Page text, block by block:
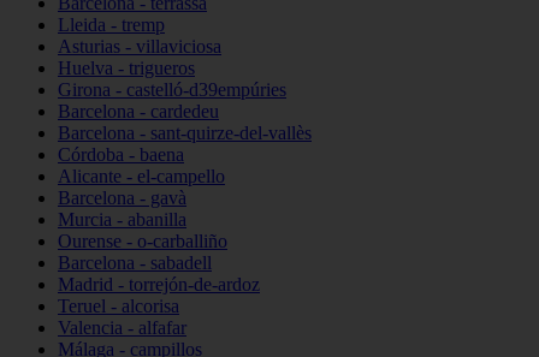
Lleida - tremp
Asturias - villaviciosa
Huelva - trigueros
Girona - castelló-d39empúries
Barcelona - cardedeu
Barcelona - sant-quirze-del-vallès
Córdoba - baena
Alicante - el-campello
Barcelona - gavà
Murcia - abanilla
Ourense - o-carballiño
Barcelona - sabadell
Madrid - torrejón-de-ardoz
Teruel - alcorisa
Valencia - alfafar
Málaga - campillos